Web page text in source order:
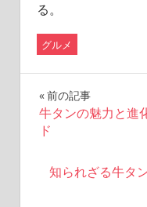
る。
グルメ
投
稿
ナ
前の記事
牛タンの魅力と進
ド
知られざる牛タ